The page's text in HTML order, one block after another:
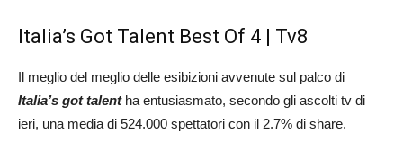
Italia’s Got Talent Best Of 4 | Tv8
Il meglio del meglio delle esibizioni avvenute sul palco di
Italia’s got talentha entusiasmato, secondo gli ascolti tv di
ieri, una media di 524.000 spettatori con il 2.7% di share.